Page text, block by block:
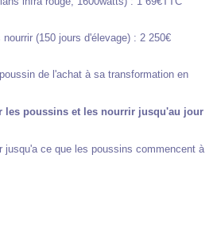
(150 jours d'élevage) : 2 250€
de l'achat à sa transformation en
les poussins et les nourrir jusqu'au jour
jusqu'a ce que les poussins commencent à